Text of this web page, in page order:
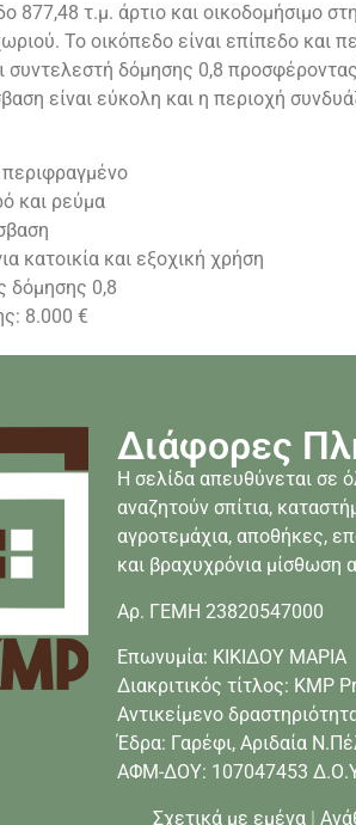
877,48 τ.μ. άρτιο και οικοδομήσιμο
Το οικόπεδο είναι επίπεδο και
συντελεστή δόμησης 0,8
είναι εύκολη και η περιοχή
περιφραγμένο
και ρεύμα
κατοικία και εξοχική χρήση
δόμησης 0,8
8.000 €
Διάφορες
Η σελίδα απευθύνεται σε
αναζητούν σπίτια,
αγροτεμάχια, αποθήκες,
και βραχυχρόνια μίσθωση
Αρ. ΓΕΜΗ 23820547000
Επωνυμία: ΚΙΚΙΔΟΥ ΜΑΡΙΑ
Διακριτικός τίτλος: KMP
Αντικείμενο
Έδρα: Γαρέφι, Αριδαία
ΑΦΜ-ΔΟΥ: 107047453
Σχετικά με εμένα |